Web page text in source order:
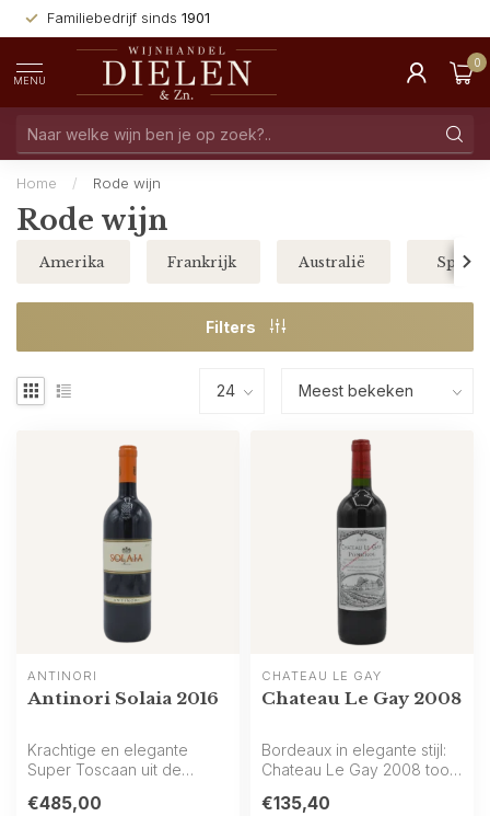
Familiebedrijf sinds 1901
MENU
0
Home / Rode wijn
Rode wijn
Amerika Frankrijk Australië Spanje
Filters
ANTINORI
Antinori Solaia 2016
Krachtige en elegante
Super Toscaan uit de
Antinori: rijk ...
€485,00
CHATEAU LE GAY
Chateau Le Gay 2008
Bordeaux in elegante stijl:
Chateau Le Gay 2008 toont
€135,40